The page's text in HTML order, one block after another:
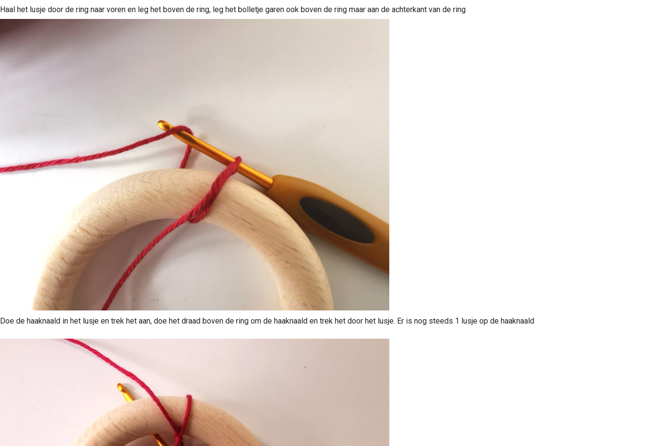
Haal het lusje door de ring naar voren en leg het boven de ring, leg het bolletje garen ook boven de ring maar aan de achterkant van de ring
Doe de haaknaald in het lusje en trek het aan, doe het draad boven de ring om de haaknaald en trek het door het lusje. Er is nog steeds 1 lusje op de haaknaald